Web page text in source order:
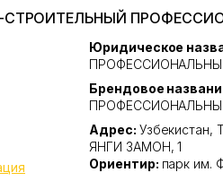
СТРОИТЕЛЬНЫЙ
Юридическое
Брендовое
Адрес: Узбекистан,
ЯНГИ ЗАМОН, 1
Ориентир: парк им.